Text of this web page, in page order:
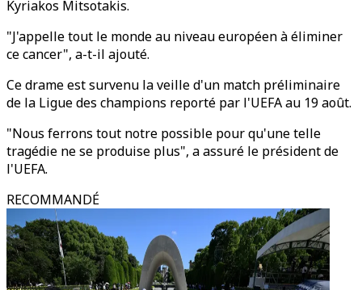
Kyriakos Mitsotakis.
"J'appelle tout le monde au niveau européen à éliminer
ce cancer", a-t-il ajouté.
Ce drame est survenu la veille d'un match préliminaire
de la Ligue des champions reporté par l'UEFA au 19 août.
"Nous ferrons tout notre possible pour qu'une telle
tragédie ne se produise plus", a assuré le président de
l'UEFA.
RECOMMANDÉ